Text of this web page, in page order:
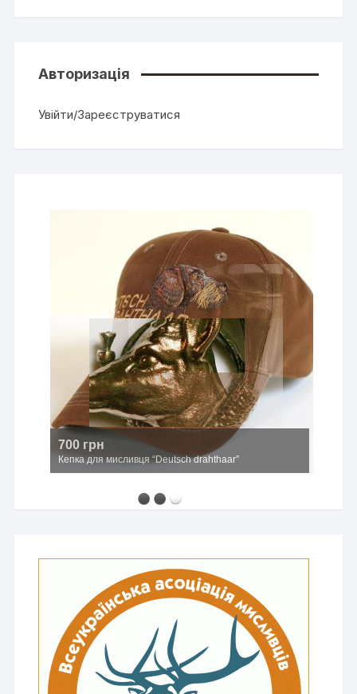
Авторизація
Увійти/Зареєструватися
700 грн
Кепка для мисливця “Deutsch drahthaar”